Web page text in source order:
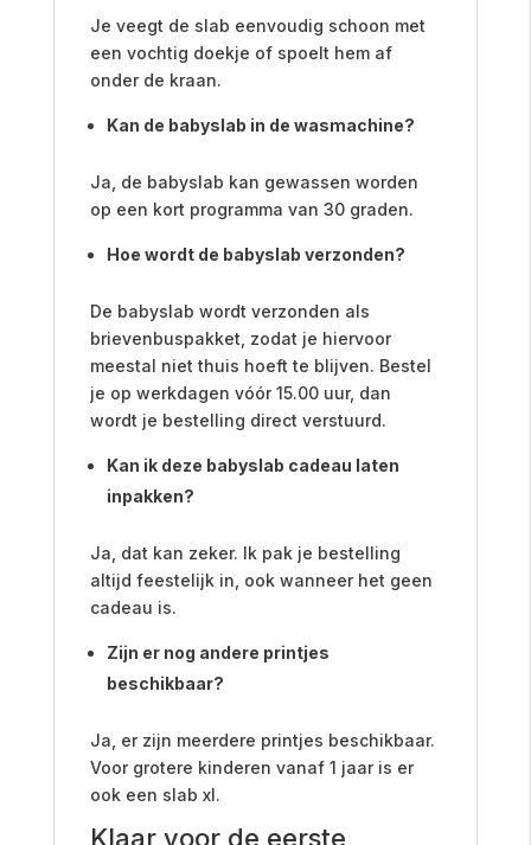
Je veegt de slab eenvoudig schoon met
een vochtig doekje of spoelt hem af
onder de kraan.
Kan de babyslab in de wasmachine?
Ja, de babyslab kan gewassen worden
op een kort programma van 30 graden.
Hoe wordt de babyslab verzonden?
De babyslab wordt verzonden als
brievenbuspakket, zodat je hiervoor
meestal niet thuis hoeft te blijven. Bestel
je op werkdagen vóór 15.00 uur, dan
wordt je bestelling direct verstuurd.
Kan ik deze babyslab cadeau laten
inpakken?
Ja, dat kan zeker. Ik pak je bestelling
altijd feestelijk in, ook wanneer het geen
cadeau is.
Zijn er nog andere printjes
beschikbaar?
Ja, er zijn meerdere printjes beschikbaar.
Voor grotere kinderen vanaf 1 jaar is er
ook een slab xl.
Klaar voor de eerste